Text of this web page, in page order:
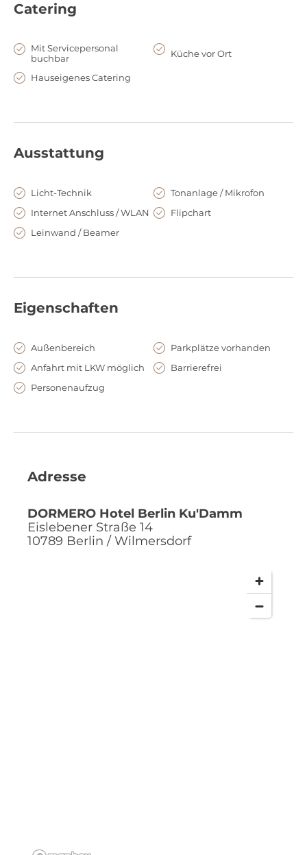
Catering
Mit Servicepersonal
buchbar
Küche vor Ort
Hauseigenes Catering
Ausstattung
Licht-Technik
Tonanlage / Mikrofon
Internet Anschluss / WLAN
Flipchart
Leinwand / Beamer
Eigenschaften
Außenbereich
Parkplätze vorhanden
Anfahrt mit LKW möglich
Barrierefrei
Personenaufzug
Adresse
DORMERO Hotel Berlin Ku'Damm
Eislebener Straße 14
10789 Berlin / Wilmersdorf